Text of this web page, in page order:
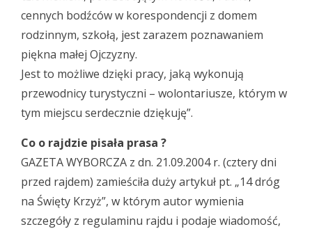
cennych bodźców w korespondencji z domem
rodzinnym, szkołą, jest zarazem poznawaniem
piękna małej Ojczyzny.
Jest to możliwe dzięki pracy, jaką wykonują
przewodnicy turystyczni – wolontariusze, którym w
tym miejscu serdecznie dziękuję”.
Co o rajdzie pisała prasa ?
GAZETA WYBORCZA z dn. 21.09.2004 r. (cztery dni
przed rajdem) zamieściła duży artykuł pt. „14 dróg
na Święty Krzyż”, w którym autor wymienia
szczegóły z regulaminu rajdu i podaje wiadomość,